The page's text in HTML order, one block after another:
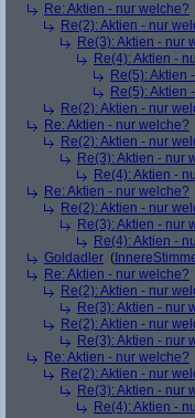
Re: Aktien - nur welche?
Re(2): Aktien - nur
Re(3): Aktien - nur
Re(4): Aktien -
Re(5): Aktien
Re(5): Aktien
Re(2): Aktien - nur
Re: Aktien - nur welche?
Re(2): Aktien - nur
Re(3): Aktien - nur
Re(4): Aktien -
Re: Aktien - nur welche?
Re(2): Aktien - nur
Re(3): Aktien - nur
Re(4): Aktien -
Goldadler (
Re: Aktien - nur welche?
Re(2): Aktien - nur
Re(3): Aktien - nur
Re(2): Aktien - nur
Re(3): Aktien - nur
Re: Aktien - nur welche?
Re(2): Aktien - nur
Re(3): Aktien - nur
Re(4): Aktien -